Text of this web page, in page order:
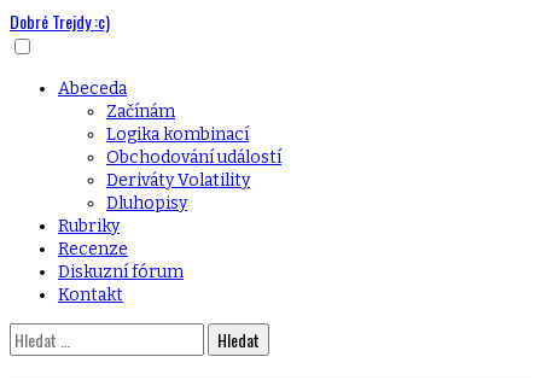
Skip
to
Dobré Trejdy :c)
Menu
Abeceda
Začínám
Logika kombinací
Obchodování událostí
Deriváty Volatility
Dluhopisy
Rubriky
Recenze
Diskuzní fórum
Kontakt
Vyhledávání